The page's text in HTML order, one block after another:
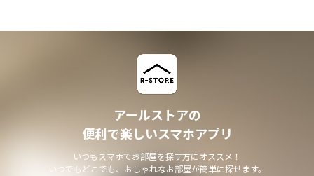
アールストアの
便利で楽しいスマホアプリ
いつもスマホでお部屋を探す方にオススメ！
いつでもどこでも、おしゃれなお部屋が簡単に探せます。